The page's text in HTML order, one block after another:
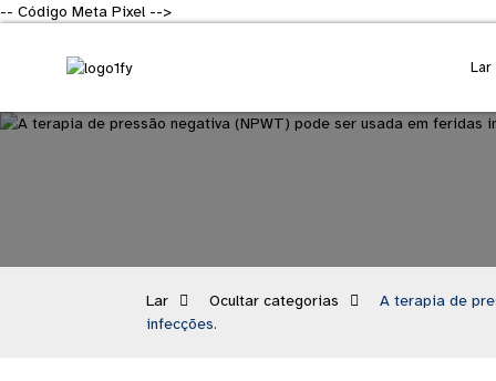
-- Código Meta Pixel -->
Lar
Lar Ocultar categorias
A terapia de
infecções.